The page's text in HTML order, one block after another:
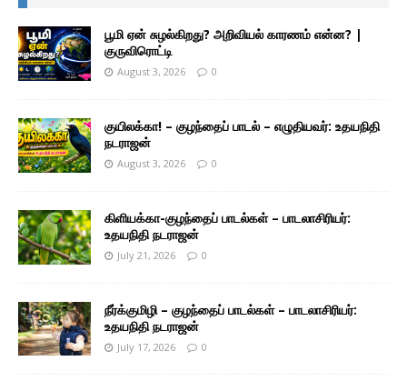
பூமி ஏன் சுழல்கிறது? அறிவியல் காரணம் என்ன? |
குருவிரொட்டி
August 3, 2026 0
குயிலக்கா! – குழந்தைப் பாடல் – எழுதியவர்: உதயநிதி
நடராஜன்
August 3, 2026 0
கிளியக்கா-குழந்தைப் பாடல்கள் – பாடலாசிரியர்:
உதயநிதி நடராஜன்
July 21, 2026 0
நீர்க்குமிழி – குழந்தைப் பாடல்கள் – பாடலாசிரியர்:
உதயநிதி நடராஜன்
July 17, 2026 0